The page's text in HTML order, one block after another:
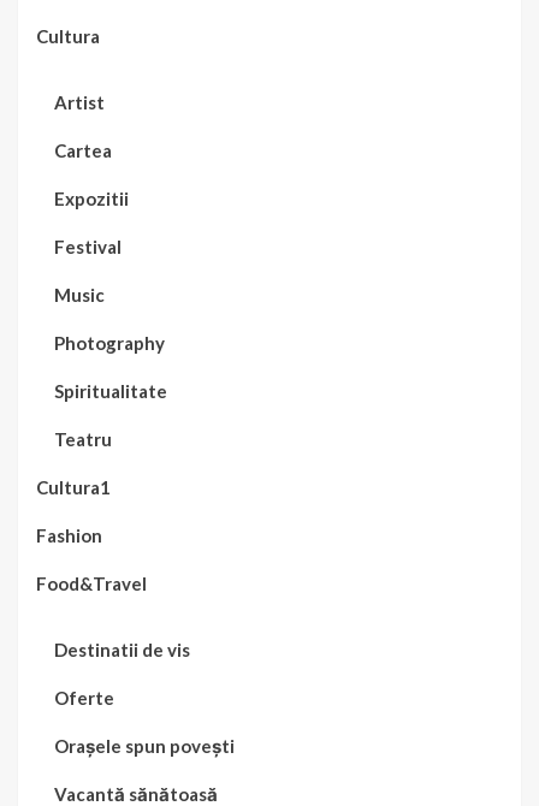
Cultura
Artist
Cartea
Expozitii
Festival
Music
Photography
Spiritualitate
Teatru
Cultura1
Fashion
Food&Travel
Destinatii de vis
Oferte
Orașele spun povești
Vacantă sănătoasă